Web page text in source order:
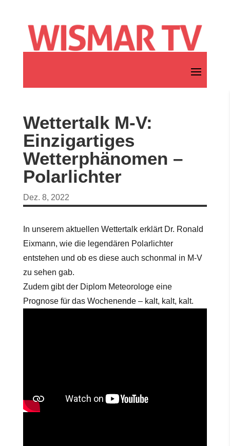
Wettertalk M-V:
Einzigartiges
Wetterphänomen –
Polarlichter
Dez. 8, 2022
In unserem aktuellen Wettertalk erklärt Dr. Ronald
Eixmann, wie die legendären Polarlichter
entstehen und ob es diese auch schonmal in M-V
zu sehen gab.
Zudem gibt der Diplom Meteorologe eine
Prognose für das Wochenende – kalt, kalt, kalt.